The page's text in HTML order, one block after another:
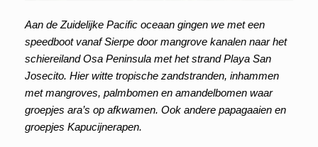
Aan de Zuidelijke Pacific oceaan gingen we met een
speedboot vanaf Sierpe door mangrove kanalen naar het
schiereiland Osa Peninsula met het strand Playa San
Josecito. Hier witte tropische zandstranden, inhammen
met mangroves, palmbomen en amandelbomen waar
groepjes ara’s op afkwamen. Ook andere papagaaien en
groepjes Kapucijnerapen.